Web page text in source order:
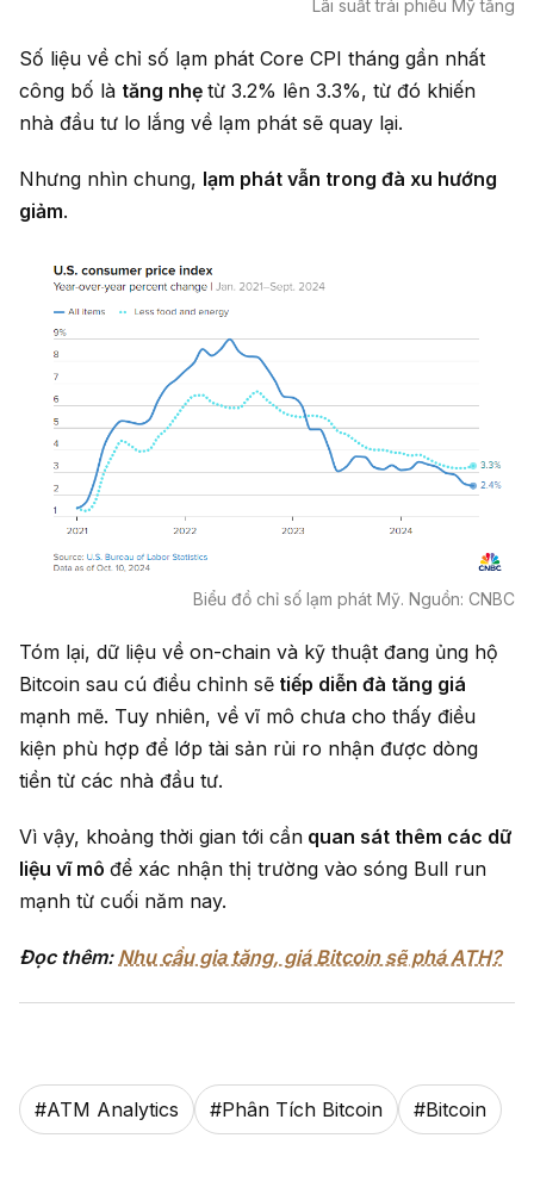
Lãi suất trái phiếu Mỹ tăng
Số liệu về chỉ số lạm phát Core CPI tháng gần nhất
công bố là tăng nhẹ từ 3.2% lên 3.3%, từ đó khiến
nhà đầu tư lo lắng về lạm phát sẽ quay lại.
Nhưng nhìn chung, lạm phát vẫn trong đà xu hướng
giảm.
Biểu đồ chỉ số lạm phát Mỹ. Nguồn: CNBC
Tóm lại, dữ liệu về on-chain và kỹ thuật đang ủng hộ
Bitcoin sau cú điều chỉnh sẽ tiếp diễn đà tăng giá
mạnh mẽ. Tuy nhiên, về vĩ mô chưa cho thấy điều
kiện phù hợp để lớp tài sản rủi ro nhận được dòng
tiền từ các nhà đầu tư.
Vì vậy, khoảng thời gian tới cần quan sát thêm các dữ
liệu vĩ mô để xác nhận thị trường vào sóng Bull run
mạnh từ cuối năm nay.
Đọc thêm: Nhu cầu gia tăng, giá Bitcoin sẽ phá ATH?
#ATM Analytics #Phân Tích Bitcoin #Bitcoin